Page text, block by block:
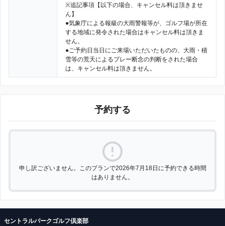
※追記事項【以下の場合、キャンセル料は頂きませ
ん】
●気象庁による報級の大雨警報等が、ゴルフ場が所在
する地域に発令された場合はキャンセル料は頂きま
せん。
●ご予約日当日にご来場いただいたものの、大雨・積
雪等の荒天によるプレー断念の判断をされた場合
は、キャンセル料は頂きません。
予約する
申し訳ございません。このプランで2026年7月18日に予約できる時間
はありません。
セントラルパークゴルフ倶楽部